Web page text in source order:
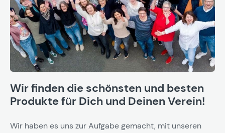
Wir finden die schönsten und besten
Produkte für Dich und Deinen Verein!
Wir haben es uns zur Aufgabe gemacht, mit unseren